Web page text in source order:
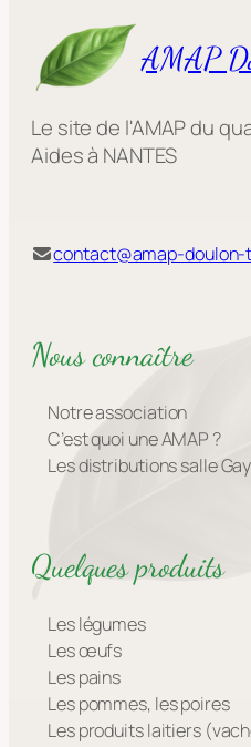
AMAP
Le site de l'AMAP du
Aides à NANTES
contact@amap-
Nous connaître
Notre association
C’est quoi une AMAP ?
Les distributions salle
Quelques produits
Les légumes
Les œufs
Les pains
Les pommes, les poires
Les produits laitiers